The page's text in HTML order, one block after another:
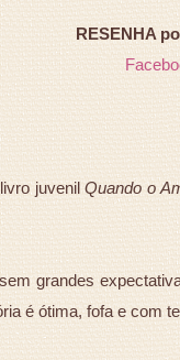
RESENHA
juvenilQuando o
grandes
é ótima, fofa e com